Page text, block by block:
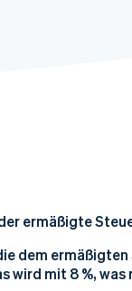
Sie, wie Stripe
ansehen
ermäßigte
unterliegen nicht
dem
wird mit 8 %,